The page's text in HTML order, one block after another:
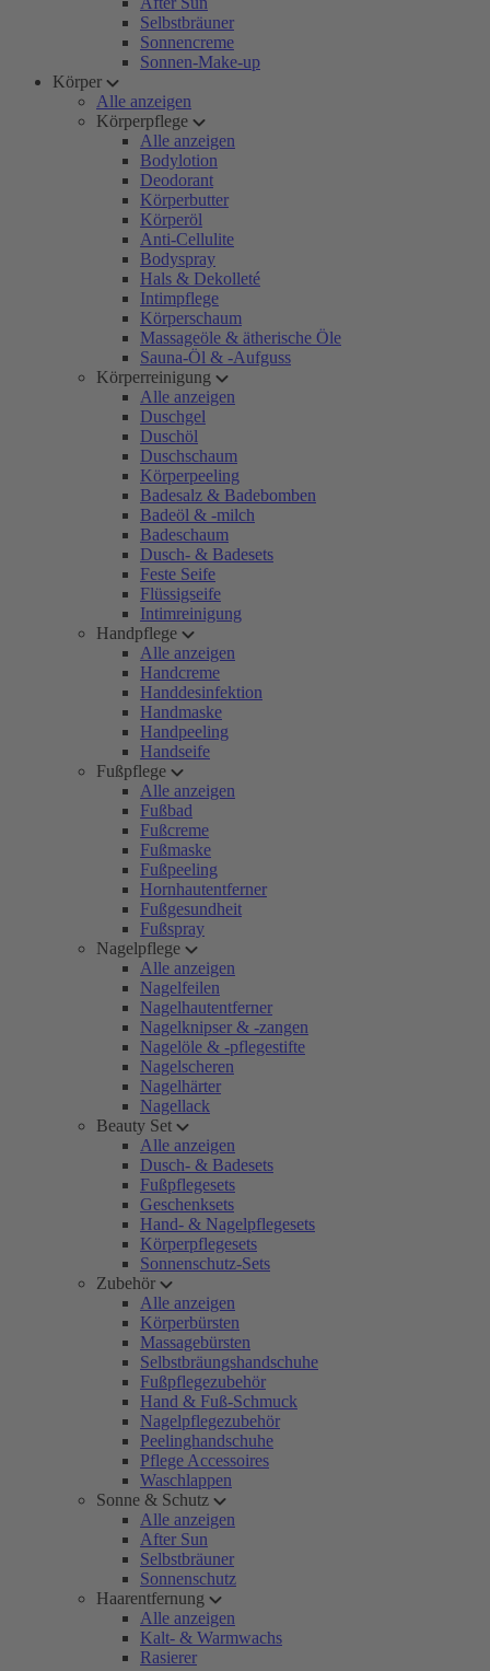
Selbstbräuner
Sonnencreme
Sonnen-Make-up
Körper
Alle anzeigen
Körperpflege
Alle anzeigen
Bodylotion
Deodorant
Körperbutter
Körperöl
Anti-Cellulite
Bodyspray
Hals & Dekolleté
Intimpflege
Körperschaum
Massageöle & ätherische Öle
Sauna-Öl & -Aufguss
Körperreinigung
Alle anzeigen
Duschgel
Duschöl
Duschschaum
Körperpeeling
Badesalz & Badebomben
Badeöl & -milch
Badeschaum
Dusch- & Badesets
Feste Seife
Flüssigseife
Intimreinigung
Handpflege
Alle anzeigen
Handcreme
Handdesinfektion
Handmaske
Handpeeling
Handseife
Fußpflege
Alle anzeigen
Fußbad
Fußcreme
Fußmaske
Fußpeeling
Hornhautentferner
Fußgesundheit
Fußspray
Nagelpflege
Alle anzeigen
Nagelfeilen
Nagelhautentferner
Nagelknipser & -zangen
Nagelöle & -pflegestifte
Nagelscheren
Nagelhärter
Nagellack
Beauty Set
Alle anzeigen
Dusch- & Badesets
Fußpflegesets
Geschenksets
Hand- & Nagelpflegesets
Körperpflegesets
Sonnenschutz-Sets
Zubehör
Alle anzeigen
Körperbürsten
Massagebürsten
Selbstbräungshandschuhe
Fußpflegezubehör
Hand & Fuß-Schmuck
Nagelpflegezubehör
Peelinghandschuhe
Pflege Accessoires
Waschlappen
Sonne & Schutz
Alle anzeigen
After Sun
Selbstbräuner
Sonnenschutz
Haarentfernung
Alle anzeigen
Kalt- & Warmwachs
Rasierer